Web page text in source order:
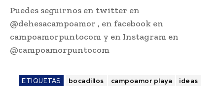
Puedes seguirnos en twitter en
@dehesacampoamor , en facebook en
campoamorpuntocom y en Instagram en
@campoamorpuntocom
ETIQUETAS bocadillos campoamor playa
ideas